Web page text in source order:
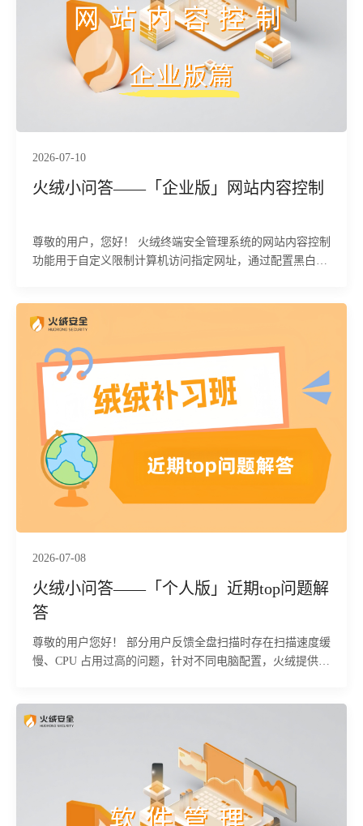
2026-07-10
火绒小问答——「企业版」网站内容控制
尊敬的用户，您好！ 火绒终端安全管理系统的网站内容控制
功能用于自定义限制计算机访问指定网址，通过配置黑白名
功能的具体使用方法及相关注意事项：
2026-07-08
火绒小问答——「个人版」近期top问题解
答
尊敬的用户您好！ 部分用户反馈全盘扫描时存在扫描速度缓
慢、CPU 占用过高的问题，针对不同电脑配置，火绒提供差